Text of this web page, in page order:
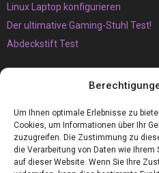
Um Ihnen optimale Erlebnisse zu
Cookies, um Informationen über Ihr
zuzugreifen. Die Zustimmung zu
die Verarbeitung von Daten wie
auf dieser Website. Wenn Sie Ihre
Linux Laptop konfigurieren
Der ultimative Gaming-Stuhl Test!
Abdeckstift Test
Armaflex 19mm die perfekte